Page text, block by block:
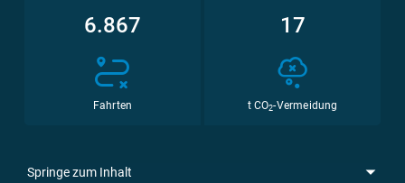
6.867
Fahrten
17
t CO2-Vermeidung
Springe zum Inhalt